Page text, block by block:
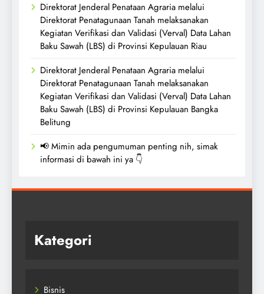
Direktorat Jenderal Penataan Agraria melalui
Direktorat Penatagunaan Tanah melaksanakan
Kegiatan Verifikasi dan Validasi (Verval) Data Lahan
Baku Sawah (LBS) di Provinsi Kepulauan Riau
Direktorat Jenderal Penataan Agraria melalui
Direktorat Penatagunaan Tanah melaksanakan
Kegiatan Verifikasi dan Validasi (Verval) Data Lahan
Baku Sawah (LBS) di Provinsi Kepulauan Bangka
Belitung
📢 Mimin ada pengumuman penting nih, simak
informasi di bawah ini ya 👇
Kategori
Bisnis